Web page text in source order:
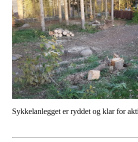
Sykkelanlegget er ryddet og klar for